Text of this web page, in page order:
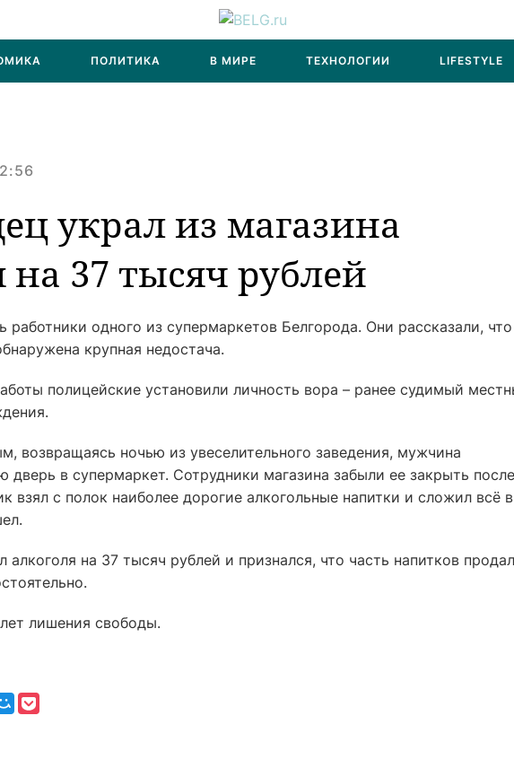
ПОЛИТИКА В МИРЕ ТЕХНОЛОГИИ LIFESTYLE
украл из магазина
на 37 тысяч рублей
работники одного из супермаркетов Белгорода. Они рассказали, что
крупная недостача.
полицейские установили личность вора – ранее судимый
возвращаясь ночью из увеселительного заведения, мужчина
дверь в супермаркет. Сотрудники магазина забыли ее закрыть после
взял с полок наиболее дорогие алкогольные напитки и сложил всё в
алкоголя на 37 тысяч рублей и признался, что часть напитков
лишения свободы.